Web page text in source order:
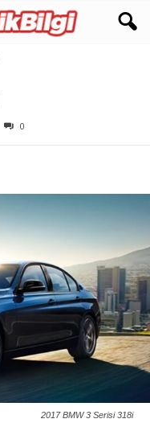
0
2017 BMW 3 Serisi 318i